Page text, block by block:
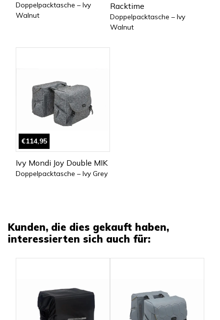
Doppelpacktasche – Ivy
Walnut
Racktime
Doppelpacktasche – Ivy
Walnut
€114,95
Ivy Mondi Joy Double MIK
Doppelpacktasche – Ivy Grey
Kunden, die dies gekauft haben,
interessierten sich auch für: